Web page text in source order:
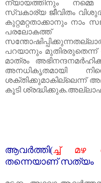
ന്യായത്തിനും നമ്മെ
സ്വകാര്യ ജീവിതം
കുറ്റമറ്റതാക്കാനും നാം
പറയാനും മുതിരരുതെന്ന്
മാത്രം
അനധികൃതമായി
ശക്തിക്കുമാകില്ലെന്ന്
കൂടി
ആവർത്തി(ച്ച്‌ മഴ
തന്നെയാണ്‌ സത്യം